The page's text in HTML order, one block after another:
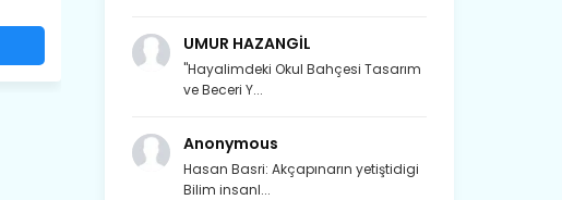
UMUR HAZANGİL
"Hayalimdeki Okul Bahçesi Tasarım
ve Beceri Y...
Anonymous
Hasan Basri: Akçapınarın yetiştidigi
Bilim insanl...